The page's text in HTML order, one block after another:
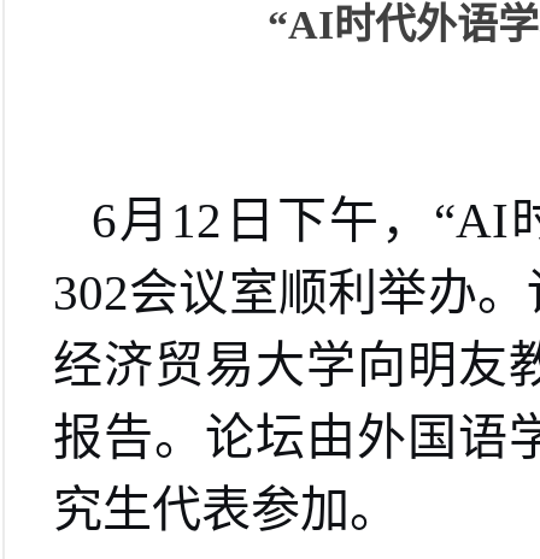
“AI时代外语
6月12日下午，“AI
302会议室顺利举办
经济贸易大学向明友
报告。论坛由外国语
究生代表参加。